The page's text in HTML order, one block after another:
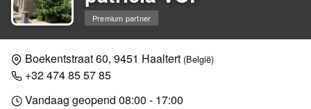
Premium partner
Boekentstraat 60, 9451 Haaltert (België)
+32 474 85 57 85
Vandaag geopend 08:00 - 17:00